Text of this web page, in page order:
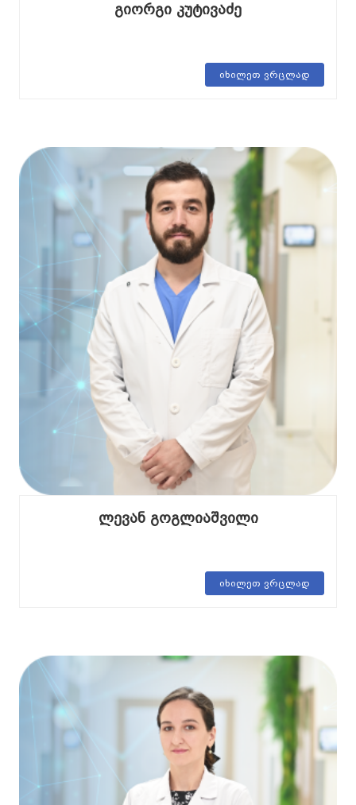
გიორგი კუტივაძე
იხილეთ ვრცლად
ლევან გოგლიაშვილი
იხილეთ ვრცლად